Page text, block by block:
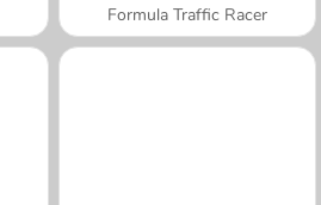
Formula Traffic Racer